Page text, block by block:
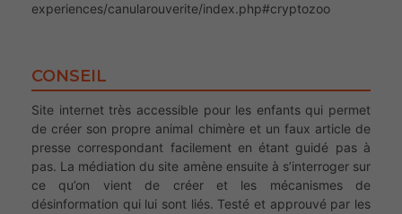
experiences/canularouverite/index.php#cryptozoo
CONSEIL
Site internet très accessible pour les enfants qui permet
de créer son propre animal chimère et un faux article de
presse correspondant facilement en étant guidé pas à
pas. La médiation du site amène ensuite à s’interroger sur
ce qu’on vient de créer et les mécanismes de
désinformation qui lui sont liés. Testé et approuvé par les